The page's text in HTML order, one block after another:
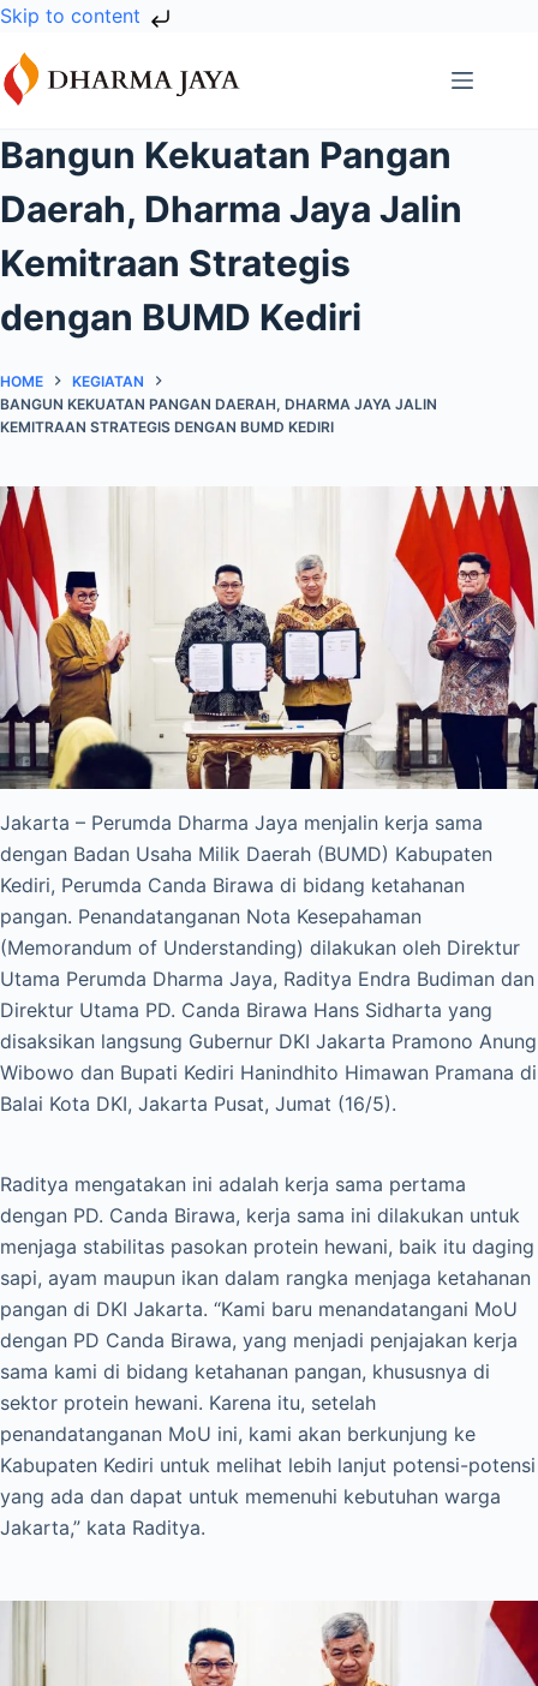
Skip to content
Skip
to
content
Bangun Kekuatan Pangan
Daerah, Dharma Jaya Jalin
Kemitraan Strategis
dengan BUMD Kediri
HOME
KEGIATAN
BANGUN KEKUATAN PANGAN DAERAH, DHARMA JAYA JALIN
KEMITRAAN STRATEGIS DENGAN BUMD KEDIRI
Jakarta – Perumda Dharma Jaya menjalin kerja sama
dengan Badan Usaha Milik Daerah (BUMD) Kabupaten
Kediri, Perumda Canda Birawa di bidang ketahanan
pangan. Penandatanganan Nota Kesepahaman
(Memorandum of Understanding) dilakukan oleh Direktur
Utama Perumda Dharma Jaya, Raditya Endra Budiman dan
Direktur Utama PD. Canda Birawa Hans Sidharta yang
disaksikan langsung Gubernur DKI Jakarta Pramono Anung
Wibowo dan Bupati Kediri Hanindhito Himawan Pramana di
Balai Kota DKI, Jakarta Pusat, Jumat (16/5).
Raditya mengatakan ini adalah kerja sama pertama
dengan PD. Canda Birawa, kerja sama ini dilakukan untuk
menjaga stabilitas pasokan protein hewani, baik itu daging
sapi, ayam maupun ikan dalam rangka menjaga ketahanan
pangan di DKI Jakarta. “Kami baru menandatangani MoU
dengan PD Canda Birawa, yang menjadi penjajakan kerja
sama kami di bidang ketahanan pangan, khususnya di
sektor protein hewani. Karena itu, setelah
penandatanganan MoU ini, kami akan berkunjung ke
Kabupaten Kediri untuk melihat lebih lanjut potensi-potensi
yang ada dan dapat untuk memenuhi kebutuhan warga
Jakarta,” kata Raditya.